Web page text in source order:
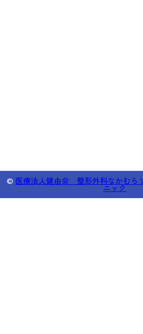
© 医療法人健由会 整形外科なかむら
ニック